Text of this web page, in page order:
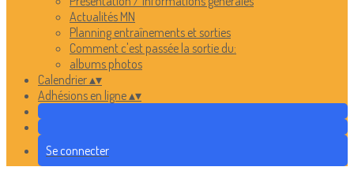
Actualités MN
Planning entraînements et sorties
Comment c'est passée la sortie du:
albums photos
Calendrier▴▾
Adhésions en ligne▴▾
Se connecter